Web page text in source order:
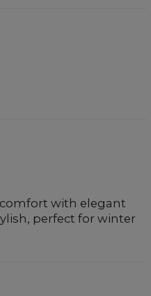
with elegant
perfect for winter